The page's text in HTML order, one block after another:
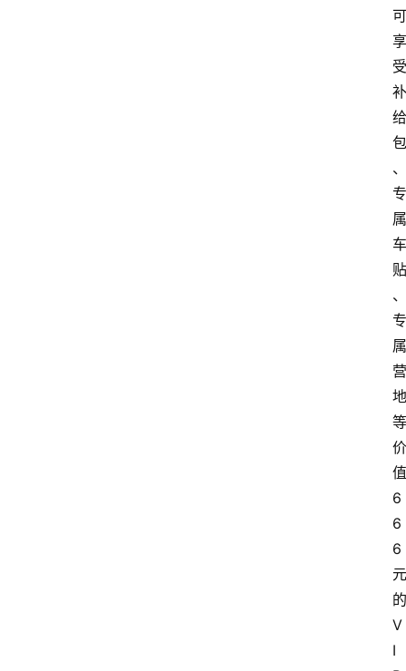
可
享
受
补
给
包
、
专
属
车
贴
、
专
属
营
地
等
价
值
6
6
6
元
的
V
I